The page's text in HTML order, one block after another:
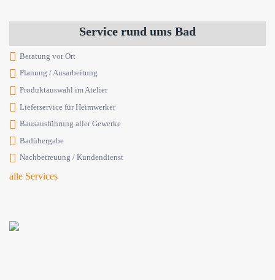
Service rund ums Bad
Beratung vor Ort
Planung / Ausarbeitung
Produktauswahl im Atelier
Lieferservice für Heimwerker
Bausausführung aller Gewerke
Badübergabe
Nachbetreuung / Kundendienst
alle Services